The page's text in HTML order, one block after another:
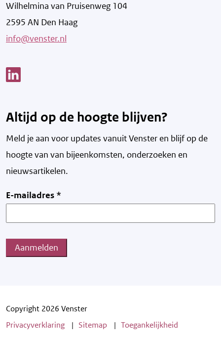
Wilhelmina van Pruisenweg 104
2595 AN Den Haag
info@venster.nl
Altijd op de hoogte blijven?
Meld je aan voor updates vanuit Venster en blijf op de
hoogte van van bijeenkomsten, onderzoeken en
nieuwsartikelen.
E-mailadres *
Aanmelden
Copyright 2026 Venster
Privacyverklaring
Sitemap Toegankelijkheid